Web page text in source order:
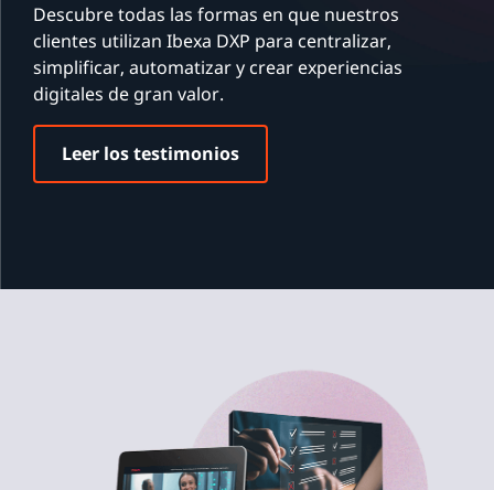
Descubre todas las formas en que nuestros
clientes utilizan Ibexa DXP para centralizar,
simplificar, automatizar y crear experiencias
digitales de gran valor.
Leer los testimonios